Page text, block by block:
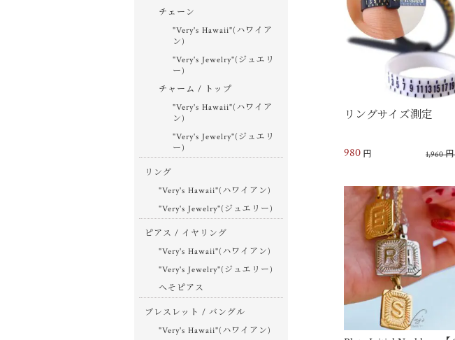
リングサイズ測定
1,960 円
980 円
チェーン
"Very's Hawaii"(ハワイア
ン)
"Very's Jewelry"(ジュエリ
ー)
チャーム / トップ
"Very's Hawaii"(ハワイア
ン)
"Very's Jewelry"(ジュエリ
ー)
リング
"Very's Hawaii"(ハワイアン)
"Very's Jewelry"(ジュエリー)
ピアス / イヤリング
"Very's Hawaii"(ハワイアン)
"Very's Jewelry"(ジュエリー)
へそピアス
ブレスレット / バングル
"Very's Hawaii"(ハワイアン)